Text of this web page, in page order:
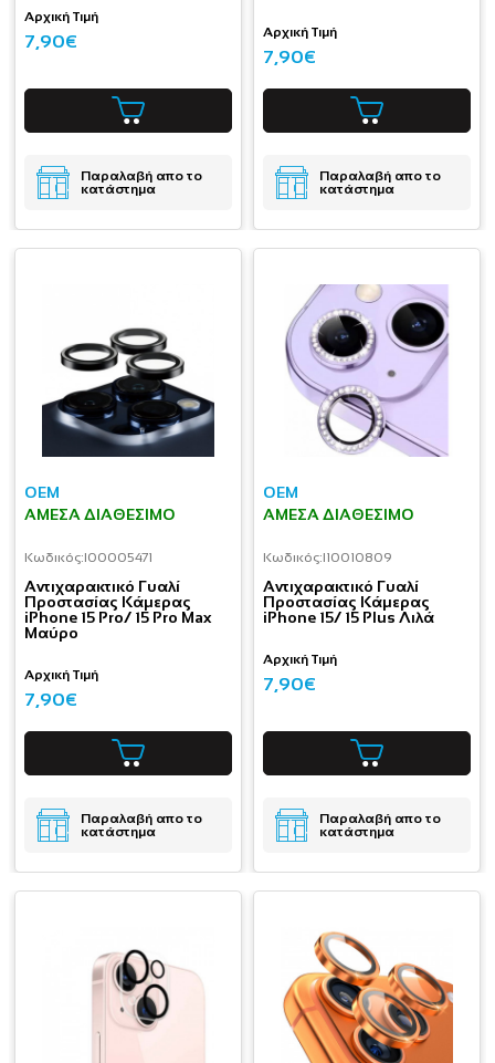
Αρχική Τιμή
7,90€
Παραλαβή απο το
κατάστημα
Αρχική Τιμή
7,90€
Παραλαβή απο το
κατάστημα
OEM
ΆΜΕΣΑ ΔΙΑΘΈΣΙΜΟ
Κωδικός:I00005471
Aντιχαρακτικό Γυαλί
Προστασίας Κάμερας
iPhone 15 Pro/ 15 Pro Max
Μαύρο
Αρχική Τιμή
7,90€
Παραλαβή απο το
κατάστημα
OEM
ΆΜΕΣΑ ΔΙΑΘΈΣΙΜΟ
Κωδικός:I10010809
Aντιχαρακτικό Γυαλί
Προστασίας Κάμερας
iPhone 15/ 15 Plus Λιλά
Αρχική Τιμή
7,90€
Παραλαβή απο το
κατάστημα